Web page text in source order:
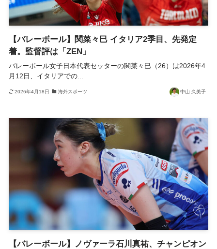
【バレーボール】関菜々巳 イタリア2季目、先発定
着。監督評は「ZEN」
バレーボール女子日本代表セッターの関菜々巳（26）は2026年4
月12日、イタリアでの...
2026年4月18日 海外スポーツ 中山 久美子
【バレーボール】ノヴァーラ石川真祐、チャンピオン